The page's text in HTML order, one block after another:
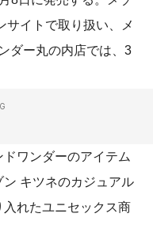
サイトで取り扱い、メ
ダー丸の内店では、3
ワンダーのアイテム
キツネのカジュアル
れたユニセックス商